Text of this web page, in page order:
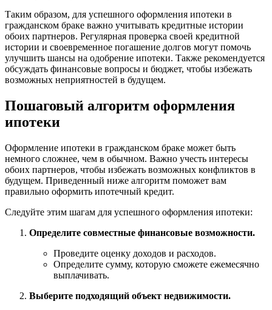
Таким образом, для успешного оформления ипотеки в
гражданском браке важно учитывать кредитные истории
обоих партнеров. Регулярная проверка своей кредитной
истории и своевременное погашение долгов могут помочь
улучшить шансы на одобрение ипотеки. Также рекомендуется
обсуждать финансовые вопросы и бюджет, чтобы избежать
возможных неприятностей в будущем.
Пошаговый алгоритм оформления
ипотеки
Оформление ипотеки в гражданском браке может быть
немного сложнее, чем в обычном. Важно учесть интересы
обоих партнеров, чтобы избежать возможных конфликтов в
будущем. Приведенный ниже алгоритм поможет вам
правильно оформить ипотечный кредит.
Следуйте этим шагам для успешного оформления ипотеки:
Определите совместные финансовые возможности.
Проведите оценку доходов и расходов.
Определите сумму, которую сможете ежемесячно
выплачивать.
Выберите подходящий объект недвижимости.